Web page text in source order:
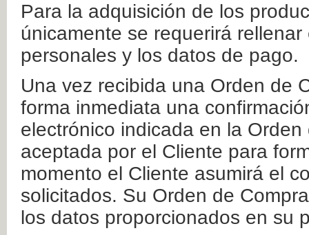
Para la adquisición de los
únicamente se requerirá
personales y los datos de pago.
Una vez recibida una Orden de
forma inmediata una
electrónico indicada en la
aceptada por el Cliente para
momento el Cliente asumirá el
solicitados. Su Orden de
los datos proporcionados en su